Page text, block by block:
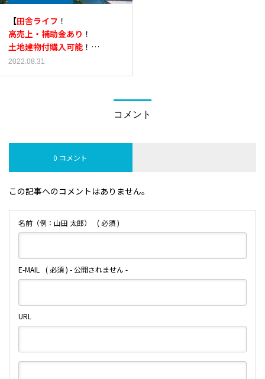
【田舎ライフ ！
高売上・補助金あり ！
土地建物付購入可能 ！
レセ２２０件
2022.08.31
コメント
0 コメント
この記事へのコメントはありません。
名前（例：山田 太郎） ( 必須 )
E-MAIL ( 必須 ) - 公開されません -
URL